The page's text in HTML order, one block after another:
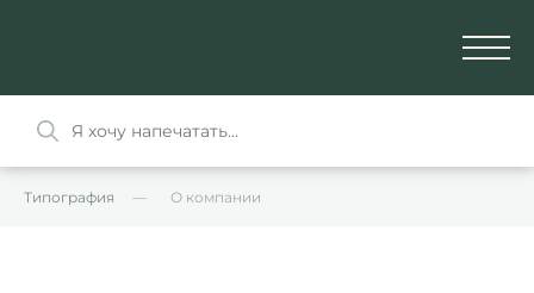
Типография О компании